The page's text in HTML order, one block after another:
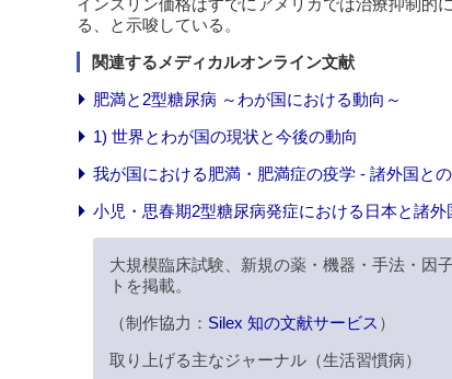
インスリン価格はすでにアメリカでは治療抑制的
る、と示唆している。
関連するメディカルオンライン文献
肥満と2型糖尿病 ～わが国における動向～
1) 世界とわが国の現状と今後の動向
我が国における肥満・肥満症の疫学 - 諸外国と
小児・思春期2型糖尿病発症における日本と諸外
大規模臨床試験、新規の薬・機器・手法・因
トを掲載。
（制作協力： Silex 知の文献サービス ）
取り上げる主なジャーナル（生活習慣病）